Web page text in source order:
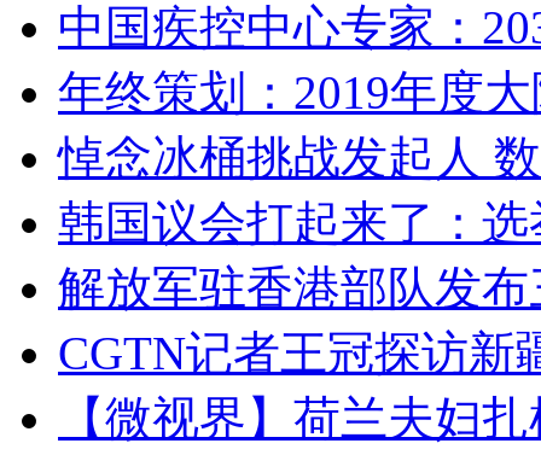
中国疾控中心专家：
年终策划：2019年度
悼念冰桶挑战发起人
韩国议会打起来了：
解放军驻香港部队发
CGTN记者王冠探访新
【微视界】荷兰夫妇